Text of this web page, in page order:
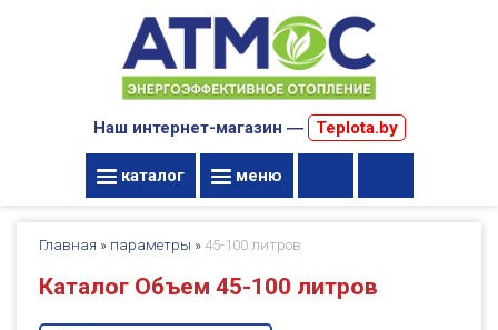
Наш интернет-магазин ― Teplota.by
каталог меню
Главная » параметры » 45-100 литров
Каталог Объем 45-100 литров